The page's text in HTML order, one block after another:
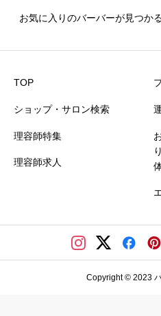
お気に入りのバーバーが見つか
TOP
ショップ・サロン検索
理容師特集
理容師求人
Copyright © 2023